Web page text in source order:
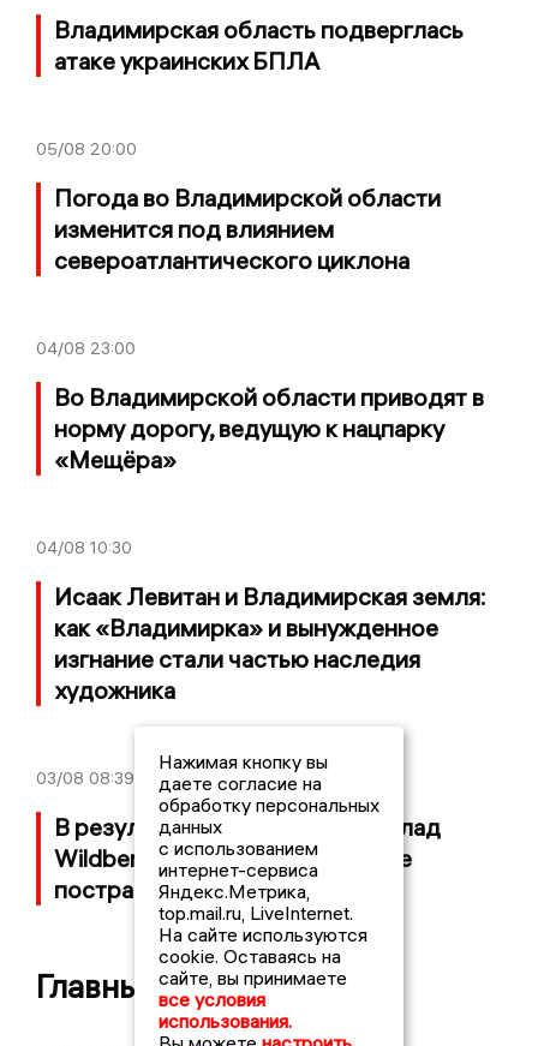
Владимирская область подверглась
атаке украинских БПЛА
05/08 20:00
Погода во Владимирской области
изменится под влиянием
североатлантического циклона
04/08 23:00
Во Владимирской области приводят в
норму дорогу, ведущую к нацпарку
«Мещёра»
04/08 10:30
Исаак Левитан и Владимирская земля:
как «Владимирка» и вынужденное
изгнание стали частью наследия
художника
03/08 08:39
В результате атаки БПЛА на склад
Wildberries в Собинском районе
пострадал мужчина
Главные новости
Нажимая кнопку вы
даете согласие на
обработку персональных
данных
с использованием
интернет-сервиса
Яндекс.Метрика,
top.mail.ru, LiveInternet.
На сайте используются
cookie. Оставаясь на
сайте, вы принимаете
все условия
использования.